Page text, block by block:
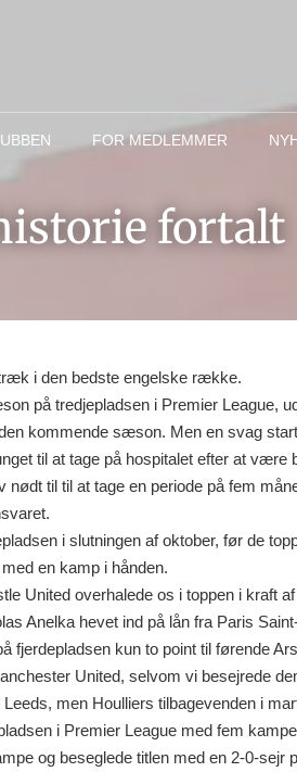
FOR MEDLEMMER
fortalt
i den bedste engelske række.
på tredjepladsen i Premier League,
kommende sæson. Men en svag
til at tage på hospitalet efter at
nødt til til at tage en periode på fem
i slutningen af oktober, før de
en kamp i hånden.
United overhalede os i toppen i kraft
Anelka hevet ind på lån fra Paris
fjerdepladsen kun to point til førende
United, selvom vi besejrede
men Houlliers tilbagevenden i
i Premier League med fem
og beseglede titlen med en 2-0-sejr